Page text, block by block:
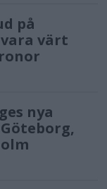
på
värt
nya